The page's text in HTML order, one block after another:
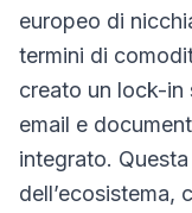
europeo di
termini di
creato un lock-
email e
integrato.
dell’ecosistema,